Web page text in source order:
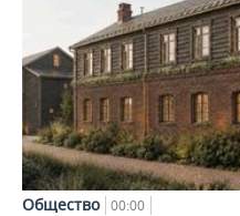
Общество 00:00